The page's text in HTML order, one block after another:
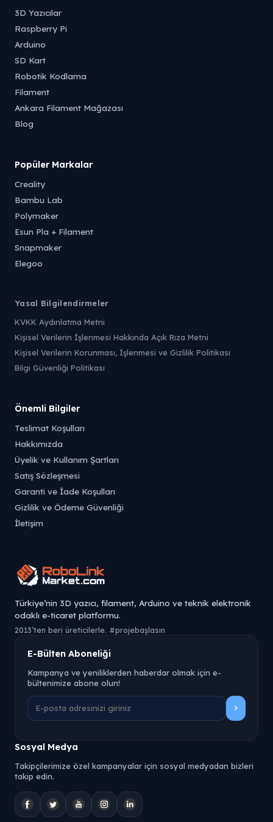
3D Yazıcılar
Raspberry Pi
Arduino
SD Kart
Robotik Kodlama
Filament
Ankara Filament Mağazası
Blog
Popüler Markalar
Creality
Bambu Lab
Polymaker
Esun Pla + Filament
Snapmaker
Elegoo
Yasal Bilgilendirmeler
KVKK Aydınlatma Metni
Kişisel Verilerin İşlenmesi Hakkında Açık Rıza Metni
Kişisel Verilerin Korunması, İşlenmesi ve Gizlilik Politikası
Bilgi Güvenliği Politikası
Önemli Bilgiler
Teslimat Koşulları
Hakkımızda
Üyelik ve Kullanım Şartları
Satış Sözleşmesi
Garanti ve İade Koşulları
Gizlilik ve Ödeme Güvenliği
İletişim
Türkiye’nin 3D yazıcı, filament, Arduino ve teknik elektronik
odaklı e-ticaret platformu.
2013’ten beri üreticilerle. #projebaşlasın
E-Bülten Aboneliği
Kampanya ve yeniliklerden haberdar olmak için e-
bültenimize abone olun!
Sosyal Medya
Takipçilerimize özel kampanyalar için sosyal medyadan bizleri
takip edin.